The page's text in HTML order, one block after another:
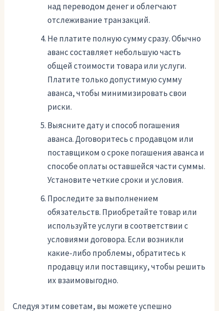
над переводом денег и облегчают
отслеживание транзакций.
Не платите полную сумму сразу. Обычно
аванс составляет небольшую часть
общей стоимости товара или услуги.
Платите только допустимую сумму
аванса, чтобы минимизировать свои
риски.
Выясните дату и способ погашения
аванса. Договоритесь с продавцом или
поставщиком о сроке погашения аванса и
способе оплаты оставшейся части суммы.
Установите четкие сроки и условия.
Проследите за выполнением
обязательств. Приобретайте товар или
используйте услуги в соответствии с
условиями договора. Если возникли
какие-либо проблемы, обратитесь к
продавцу или поставщику, чтобы решить
их взаимовыгодно.
Следуя этим советам, вы можете успешно